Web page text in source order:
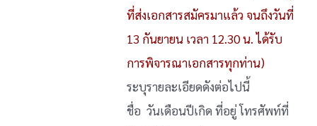
ที่ส่งเอกสารสมัครมาแล้ว จนถึงวันที่
13 กันยายน เวลา 12.30 น. ได้รับ
การพิจารณาเอกสารทุกท่าน)
ระบุรายละเอียดดังต่อไปนี้
ชื่อ วันเดือนปีเกิด ที่อยู่ โทรศัพท์ที่